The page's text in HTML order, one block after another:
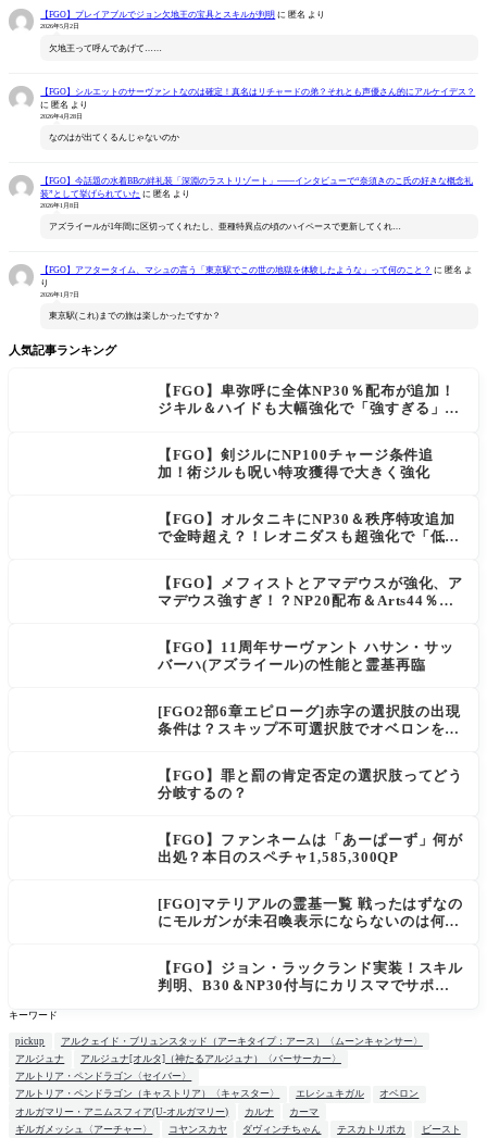
【FGO】プレイアブルでジョン欠地王の宝具とスキルが判明 に 匿名 より
2026年5月2日
欠地王って呼んであげて……
【FGO】シルエットのサーヴァントなのは確定！真名はリチャードの弟？それとも声優さん的にアルケイデス？
に 匿名 より
2026年4月28日
なのはが出てくるんじゃないのか
【FGO】今話題の水着BBの絆礼装「深淵のラストリゾート」――インタビューで“奈須きのこ氏の好きな概念礼
装”として挙げられていた に 匿名 より
2026年1月8日
アズライールが1年間に区切ってくれたし、亜種特異点の頃のハイペースで更新してくれ…
【FGO】アフタータイム、マシュの言う「東京駅でこの世の地獄を体験したような」って何のこと？ に 匿名 よ
り
2026年1月7日
東京駅(これ)までの旅は楽しかったですか？
人気記事ランキング
【FGO】卑弥呼に全体NP30％配布が追加！
ジキル＆ハイドも大幅強化で「強すぎる」の
【FGO】剣ジルにNP100チャージ条件追
加！術ジルも呪い特攻獲得で大きく強化
【FGO】オルタニキにNP30＆秩序特攻追加
で金時超え？！レオニダスも超強化で「低レ
【FGO】メフィストとアマデウスが強化、ア
マデウス強すぎ！？NP20配布＆Arts44％強
【FGO】11周年サーヴァント ハサン・サッ
バーハ(アズライール)の性能と霊基再臨
[FGO2部6章エピローグ]赤字の選択肢の出現
条件は？スキップ不可選択肢でオベロンを疑
【FGO】罪と罰の肯定否定の選択肢ってどう
分岐するの？
【FGO】ファンネームは「あーぱーず」何が
出処？本日のスペチャ1,585,300QP
[FGO]マテリアルの霊基一覧 戦ったはずなの
にモルガンが未召喚表示にならないのは何
【FGO】ジョン・ラックランド実装！スキル
判明、B30＆NP30付与にカリスマでサポ性
キーワード
pickup
アルクェイド・ブリュンスタッド（アーキタイプ：アース）〈ムーンキャンサー〉
アルジュナ
アルジュナ[オルタ]（神たるアルジュナ）〈バーサーカー〉
アルトリア・ペンドラゴン〈セイバー〉
アルトリア・ペンドラゴン（キャストリア）〈キャスター〉
エレシュキガル
オベロン
オルガマリー・アニムスフィア(U-オルガマリー)
カルナ
カーマ
ギルガメッシュ〈アーチャー〉
コヤンスカヤ ダヴィンチちゃん テスカトリポカ
ビースト